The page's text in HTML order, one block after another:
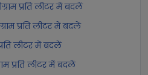
प्रति लीटर में बदलें
प्रति लीटर में बदलें
लीटर में बदलें
प्रति लीटर में बदलें